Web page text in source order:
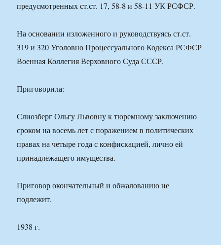
предусмотренных ст.ст. 17, 58-8 и 58-11 УК РСФСР.
На основании изложенного и руководствуясь ст.ст.
319 и 320 Уголовно Процессуального Кодекса РСФСР
Военная Коллегия Верховного Суда СССР.
Приговорила:
Слиозберг Ольгу Львовну к тюремному заключению
сроком на восемь лет с поражением в политических
правах на четыре года с конфискацией, лично ей
принадлежащего имущества.
Приговор окончательный и обжалованию не
подлежит.
1938 г.